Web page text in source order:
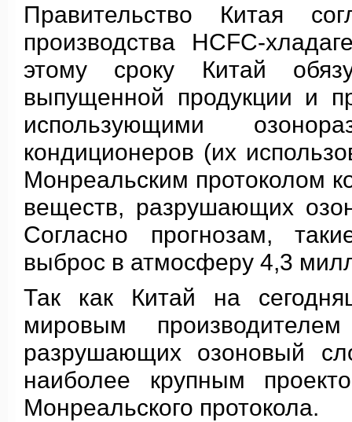
Правительство Китая
производства HCFC-
этому сроку Китай
выпущенной продукции и
использующими
кондиционеров (их
Монреальским протоколом
веществ, разрушающих
Согласно прогнозам,
выброс в атмосферу 4,3
Так как Китай на
мировым
разрушающих озоновый
наиболее крупным
Монреальского протокола.